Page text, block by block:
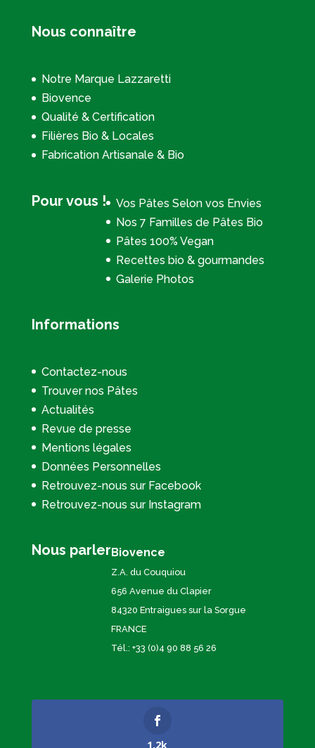
Nous connaître
Notre Marque Lazzaretti
Biovence
Qualité & Certification
Filières Bio & Locales
Fabrication Artisanale & Bio
Pour vous !
Vos Pâtes Selon vos Envies
Nos 7 Familles de Pâtes Bio
Pâtes 100% Vegan
Recettes bio & gourmandes
Galerie Photos
Informations
Contactez-nous
Trouver nos Pâtes
Actualités
Revue de presse
Mentions légales
Données Personnelles
Retrouvez-nous sur Facebook
Retrouvez-nous sur Instagram
Nous parlerBiovence
Z.A. du Couquiou
656 Avenue du Clapier
84320 Entraigues sur la Sorgue
FRANCE
Tél.: +33 (0)4 90 88 56 26
1.2k